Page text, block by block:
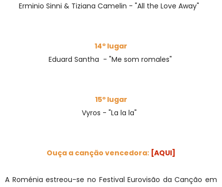
Erminio Sinni & Tiziana Camelin - "All the Love Away"
14º lugar
Eduard Santha - "Me som romales"
15º lugar
Vyros - "La la la"
Ouça a canção vencedora: [AQUI]
A Roménia estreou-se no Festival Eurovisão da Canção em